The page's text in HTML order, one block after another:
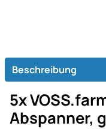
Beschreibung
5x
Abspanner,